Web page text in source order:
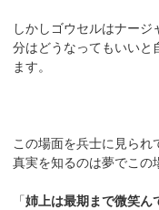
しかしゴウセルはナー
分はどうなってもいいと
ます。
この場面を兵士に見られ
真実を知るのは夢でこの
「姉上は最期まで微笑